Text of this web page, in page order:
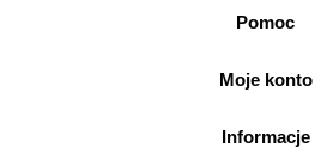
Pomoc
Moje konto
Informacje